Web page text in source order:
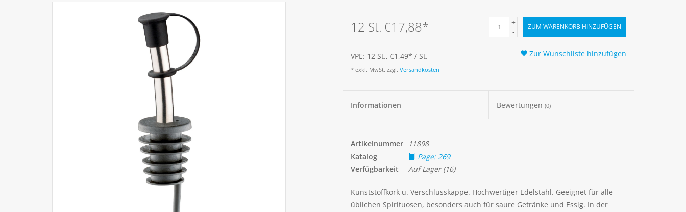
12 St. €17,88*
VPE: 12 St., €1,49* / St.
* exkl. MwSt. zzgl. Versandkosten
+
-
ZUM WARENKORB HINZUFÜGEN
Zur Wunschliste hinzufügen
Informationen Bewertungen (0)
Artikelnummer
11898
Katalog
Page: 269
Verfügbarkeit
Auf Lager(16)
Kunststoffkork u. Verschlusskappe. Hochwertiger Edelstahl. Geeignet für alle
üblichen Spirituosen, besonders auch für saure Getränke und Essig. In der